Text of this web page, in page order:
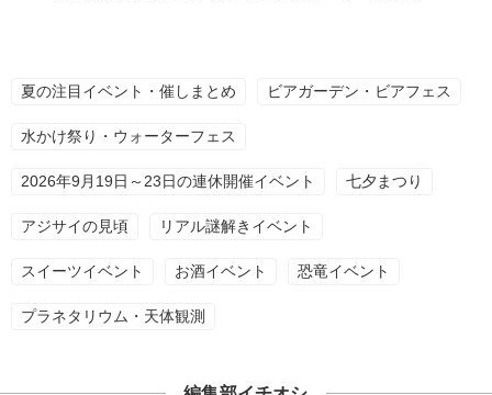
夏の注目イベント・催しまとめ ビアガーデン・ビアフェス
水かけ祭り・ウォーターフェス
2026年9月19日～23日の連休開催イベント 七夕まつり
アジサイの見頃 リアル謎解きイベント
スイーツイベント お酒イベント 恐竜イベント
プラネタリウム・天体観測